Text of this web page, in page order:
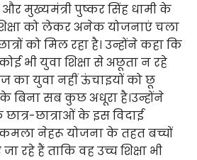
और मुख्यमंत्री पुष्कर सिंह धामी के
को लेकर अनेक योजनाएं चला
को मिल रहा है। उन्होंने कहा कि
भी युवा शिक्षा से अछूता न रहे
का युवा नहीं ऊंचाइयों को छू
के बिना सब कुछ अधूरा है।उन्होंने
छात्र-छात्राओं के इस विदाई
कमला नेहरू योजना के तहत बच्चों
रहे हैं ताकि वह उच्च शिक्षा भी